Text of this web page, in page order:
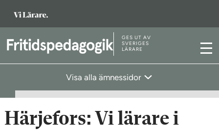
l
s
a
T
s
t
a
GES UT AV
SVERIGES
LÄRARE
M
Visa alla ämnessidor
Härjefors: Vi lärare i